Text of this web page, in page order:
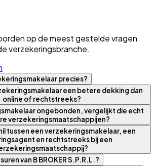
op de meest gestelde vragen
verzekeringsbranche.
precies?
een betere dekking dan
online of rechtstreeks?
ongebonden, vergelijkt die echt
verzekeringsmaatschappijen?
tussen een verzekeringsmakelaar, een
en rechtstreeks bij een
van B BROKER S.P.R.L.?